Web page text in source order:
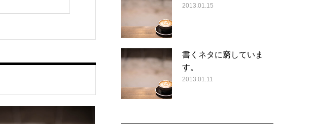
2013.01.15
書くネタに窮していま
す。
2013.01.11